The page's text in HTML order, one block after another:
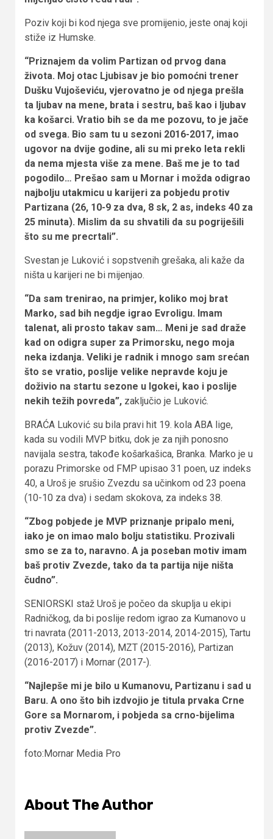
Poziv koji bi kod njega sve promijenio, jeste onaj koji
stiže iz Humske.
“Priznajem da volim Partizan od prvog dana
života. Moj otac Ljubisav je bio pomoćni trener
Dušku Vujoševiću, vjerovatno je od njega prešla
ta ljubav na mene, brata i sestru, baš kao i ljubav
ka košarci. Vratio bih se da me pozovu, to je jače
od svega. Bio sam tu u sezoni 2016-2017, imao
ugovor na dvije godine, ali su mi preko leta rekli
da nema mjesta više za mene. Baš me je to tad
pogodilo… Prešao sam u Mornar i možda odigrao
najbolju utakmicu u karijeri za pobjedu protiv
Partizana (26, 10-9 za dva, 8 sk, 2 as, indeks 40 za
25 minuta). Mislim da su shvatili da su pogriješili
što su me precrtali”.
Svestan je Luković i sopstvenih grešaka, ali kaže da
ništa u karijeri ne bi mijenjao.
“Da sam trenirao, na primjer, koliko moj brat
Marko, sad bih negdje igrao Evroligu. Imam
talenat, ali prosto takav sam… Meni je sad draže
kad on odigra super za Primorsku, nego moja
neka izdanja. Veliki je radnik i mnogo sam srećan
što se vratio, poslije velike nepravde koju je
doživio na startu sezone u Igokei, kao i poslije
nekih težih povreda”, zaključio je Luković.
BRAĆA Luković su bila pravi hit 19. kola ABA lige,
kada su vodili MVP bitku, dok je za njih ponosno
navijala sestra, takođe košarkašica, Branka. Marko je u
porazu Primorske od FMP upisao 31 poen, uz indeks
40, a Uroš je srušio Zvezdu sa učinkom od 23 poena
(10-10 za dva) i sedam skokova, za indeks 38.
“Zbog pobjede je MVP priznanje pripalo meni,
iako je on imao malo bolju statistiku. Prozivali
smo se za to, naravno. A ja poseban motiv imam
baš protiv Zvezde, tako da ta partija nije ništa
čudno”.
SENIORSKI staž Uroš je počeo da skuplja u ekipi
Radničkog, da bi poslije redom igrao za Kumanovo u
tri navrata (2011-2013, 2013-2014, 2014-2015), Tartu
(2013), Kožuv (2014), MZT (2015-2016), Partizan
(2016-2017) i Mornar (2017-).
“Najlepše mi je bilo u Kumanovu, Partizanu i sad u
Baru. A ono što bih izdvojio je titula prvaka Crne
Gore sa Mornarom, i pobjeda sa crno-bijelima
protiv Zvezde”.
foto:Mornar Media Pro
About The Author